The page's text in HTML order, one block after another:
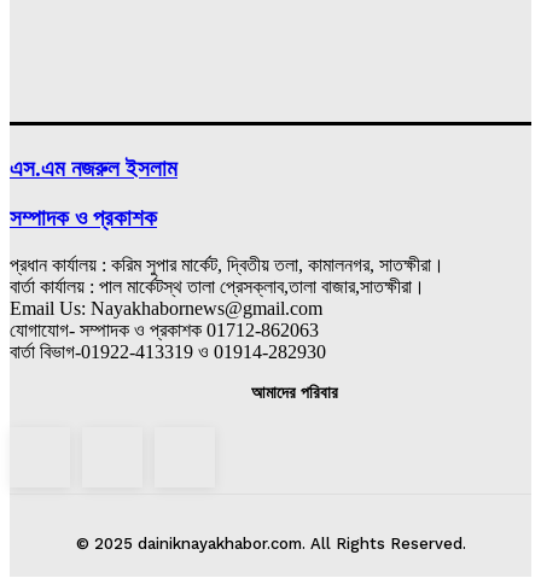
এস.এম নজরুল ইসলাম
সম্পাদক ও প্রকাশক
প্রধান কার্যালয় : করিম সুপার মার্কেট, দ্বিতীয় তলা, কামালনগর, সাতক্ষীরা।
বার্তা কার্যালয় : পাল মার্কেটস্থ তালা প্রেসক্লাব,তালা বাজার,সাতক্ষীরা।
Email Us: Nayakhabornews@gmail.com
যোগাযোগ- সম্পাদক ও প্রকাশক 01712-862063
বার্তা বিভাগ-01922-413319 ও 01914-282930
আমাদের পরিবার
© 2025 dainiknayakhabor.com. All Rights Reserved.